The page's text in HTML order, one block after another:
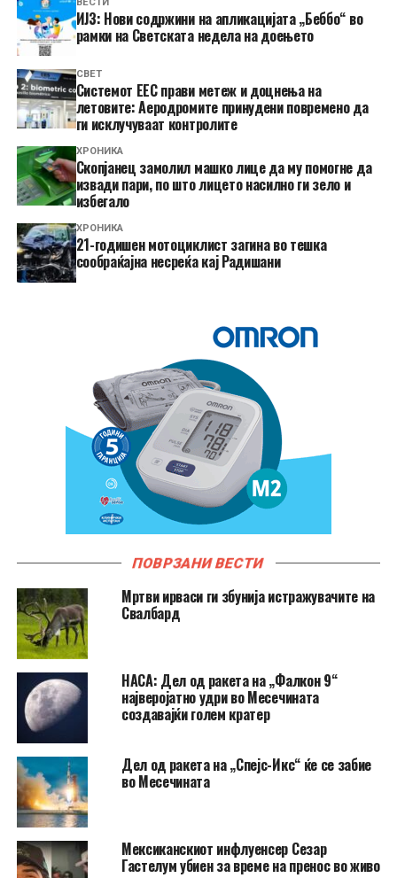
ИЈЗ: Нови содржини на апликацијата „Беббо“ во
рамки на Светската недела на доењето
СВЕТ
Системот ЕЕС прави метеж и доцнења на
летовите: Аеродромите принудени повремено да
ги исклучуваат контролите
ХРОНИКА
Скопјанец замолил машко лице да му помогне да
извади пари, по што лицето насилно ги зело и
избегало
ХРОНИКА
21-годишен мотоциклист загина во тешка
сообраќајна несреќа кај Радишани
ПОВРЗАНИ ВЕСТИ
Мртви ирваси ги збунија истражувачите на
Свалбард
НАСА: Дел од ракета на „Фалкон 9“
најверојатно удри во Месечината
создавајќи голем кратер
Дел од ракета на „Спејс-Икс“ ќе се забие
во Месечината
Мексиканскиот инфлуенсер Сезар
Гастелум убиен за време на пренос во живо